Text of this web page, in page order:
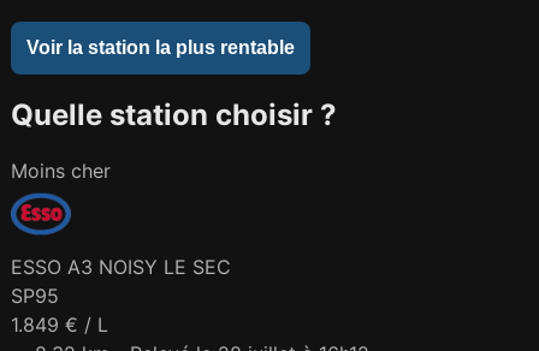
Voir la station la plus rentable
Quelle station choisir ?
Moins cher
ESSO A3 NOISY LE SEC
SP95
1.849 € / L